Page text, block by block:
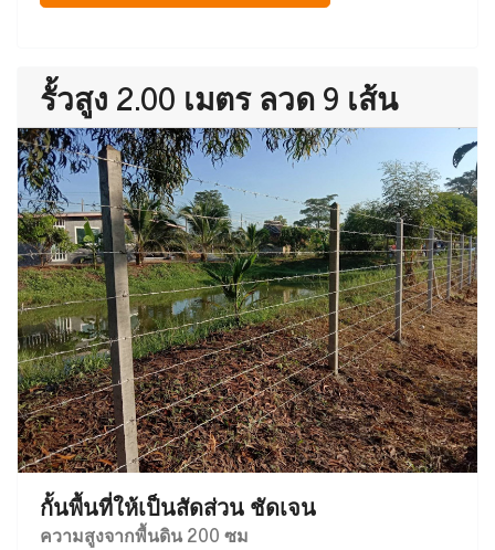
รั้วสูง 2.00 เมตร ลวด 9 เส้น
กั้นพื้นที่ให้เป็นสัดส่วน ชัดเจน
ความสูงจากพื้นดิน 200 ซม